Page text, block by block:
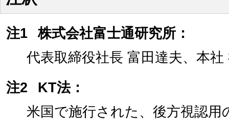
注1
株式会社富士通研究所：
代表取締役社長 富田達夫、本
注2
KT法：
米国で施行された、後方視認